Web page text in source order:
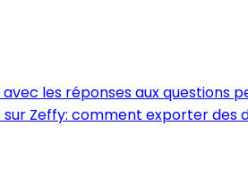
les réponses aux questions
sur Zeffy: comment exporter des